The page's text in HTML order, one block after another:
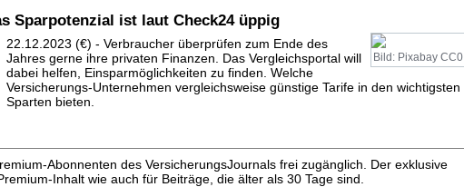
Sparpotenzial ist laut Check24 üppig
Bild: Pixabay CC0
22.12.2023 (€) - Verbraucher überprüfen zum Ende des
Jahres gerne ihre privaten Finanzen. Das Vergleichsportal will
dabei helfen, Einsparmöglichkeiten zu finden. Welche
Versicherungs-Unternehmen vergleichsweise günstige Tarife in den wichtigsten
Sparten bieten.
Abonnenten des VersicherungsJournals frei zugänglich. Der exklusive
Inhalt wie auch für Beiträge, die älter als 30 Tage sind.